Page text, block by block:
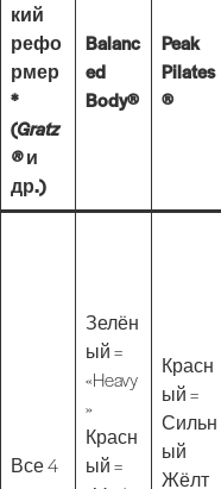
кий
рефо
рмер
*
(Gratz
®и
др.)
Balanc
ed
Body®
Peak
Pilates
®
Все 4
Зелён
ый =
«Heavy
»
Красн
ый =
Красн
ый =
Сильн
ый
Жёлт